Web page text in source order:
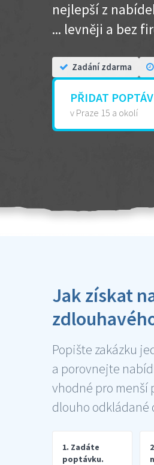
nejlepší z
... levněji a bez
Zadání zdarma
PŘIDAT
v Praze 15 a okolí
Jak získat
Popište zakázku
a porovnejte
vhodné pro menší
dlouho odkládané
1. Zadáte
poptávku.